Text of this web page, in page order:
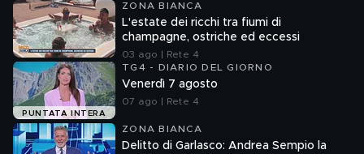
ZONA BIANCA
L'estate dei ricchi tra fiumi di
champagne, ostriche ed eccessi
03 ago | Rete 4
PUNTATA INTERA
TG4 - DIARIO DEL GIORNO
Venerdì 7 agosto
07 ago | Rete 4
ZONA BIANCA
Delitto di Garlasco: Andrea Sempio la